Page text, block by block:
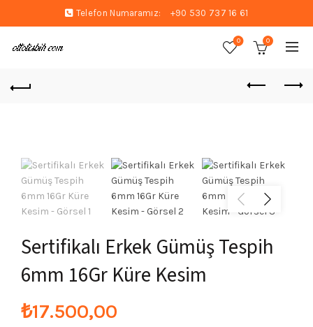
Telefon Numaramız: +90 530 737 16 61
0 0
Sertifikalı Erkek Gümüş Tespih
6mm 16Gr Küre Kesim
₺17.500,00